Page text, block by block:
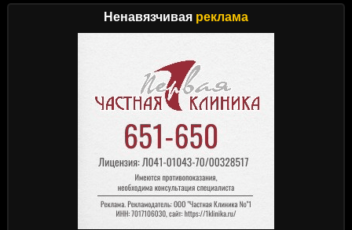
Ненавязчивая реклама